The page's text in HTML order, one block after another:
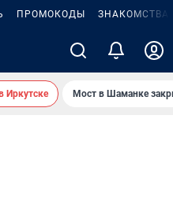
ПРОМОКОДЫ ЗНАКОМСТВА
Иркутске Мост в Шаманке